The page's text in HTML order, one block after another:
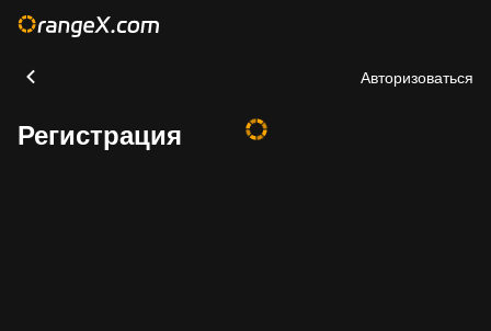
Авторизоваться
Регистрация